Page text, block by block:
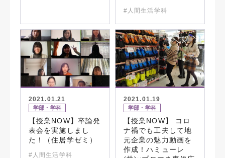
#人間生活学科
2021.01.21
学部・学科
【授業NOW】卒論発
表会を実施しまし
た！（住居学ゼミ）
#人間生活学科
2021.01.19
学部・学科
【授業NOW】 コロ
ナ禍でも工夫して地
元企業の魅力動画を
作成！ハミューレ